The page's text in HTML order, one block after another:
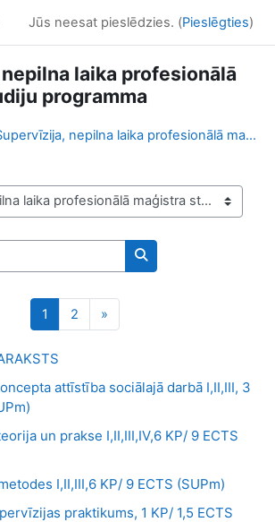
Jūs neesat pieslēdzies. (Pieslēgties)
laika profesionālā
programma
Supervīzija, nepilna laika profesionālā maģistra s...
Meklēt kursus
1 Lapa 1
2 Lapa 2
»
attīstība sociālajā darbā I,II,III, 3
un prakse I,II,III,IV,6 KP/ 9 ECTS
I,II,III,6 KP/ 9 ECTS (SUPm)
praktikums, 1 KP/ 1,5 ECTS